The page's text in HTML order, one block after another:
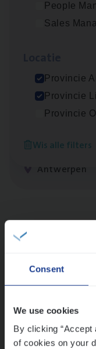
Consent
We use cookies
By clicking “Accept
of cookies on your
People
Sales
Provincie
Provincie
Provincie
Wis alle filters
Cus­to­mer
Antwerpen
Claims
Antwerpen
Lees onze
humor
Thalia zoekt graag
werk